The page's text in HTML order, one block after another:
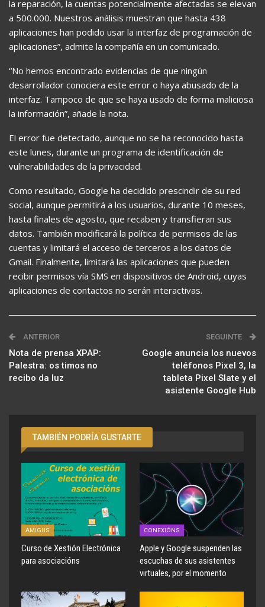
la reparación, la cuentas potencialmente afectadas se elevan
a 500.000. Nuestros análisis muestran que hasta 438
aplicaciones han podido usar la interfaz de programación de
aplicaciones”, admite la compañía en un comunicado.
“No hemos encontrado evidencias de que ningún
desarrollador conociera este error o haya abusado de la
interfaz. Tampoco de que se haya usado de forma maliciosa
la información”, añade la nota.
El error fue detectado, aunque no se ha reconocido hasta
este lunes, durante un programa de identificación de
vulnerabilidades de la privacidad.
Como resultado, Google ha decidido prescindir de su red
social, aunque permitirá a los usuarios, durante 10 meses,
hasta finales de agosto, que recaben y transfieran sus
datos. También modificará la política de permisos de las
cuentas y limitará el acceso de terceros a los datos de
Gmail. Finalmente, limitará las aplicaciones que pueden
recibir permisos vía SMS en dispositivos de Android, cuyas
aplicaciones de contactos no serán interactivas.
ANTERIOR
Nota de prensa XPAP:
Palestra: os timos no
recibo da luz
SEGUINTE
Google anuncia los nuevos
teléfonos Pixel 3, la
tableta Pixel Slate y el
asistente Google Hub
TAMBIÉN PODRÍA GUSTARTE
AMIGUS
Curso de Xestión Electrónica
para asociacións
CONEXIÓNS
Apple y Google suspenden las
escuchas de sus asistentes
virtuales, por el momento